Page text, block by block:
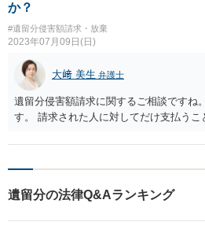
か？
#遺留分侵害額請求・放棄
2023年07月09日(日)
大﨑 美生 弁護士
遺留分侵害額請求に関するご相談ですね
す。 請求された人に対してだけ支払うこ
遺留分の法律Q&Aランキング